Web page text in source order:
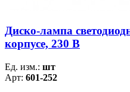
Диско-лампа
корпусе, 230 В
Ед. изм.: шт
Арт: 601-252